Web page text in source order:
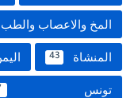
المخ والاعصاب
المنشاة 43
تونس